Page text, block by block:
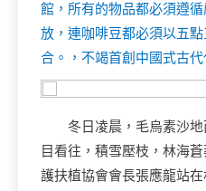
館，所有的物品都必須遵
放，連咖啡豆都必須以五
合。，不竭首創中國式古代
冬日凌晨，毛烏素沙
目看往，積雪壓枝，林海
護扶植協會會長張應龍站